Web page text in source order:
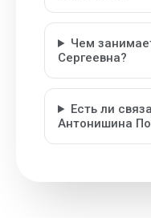
Чем
Сергеевна?
Есть ли
Антонишина